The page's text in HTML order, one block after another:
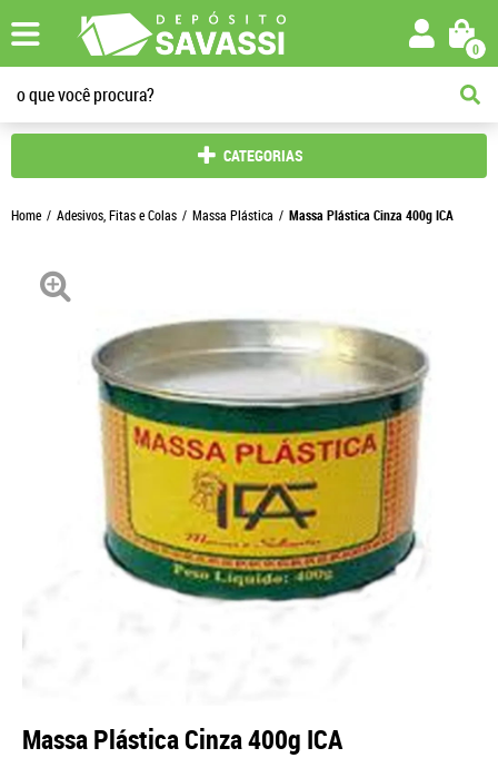
0
CATEGORIAS
Home Adesivos, Fitas e Colas Massa Plástica Massa Plástica Cinza 400g ICA
Massa Plástica Cinza 400g ICA